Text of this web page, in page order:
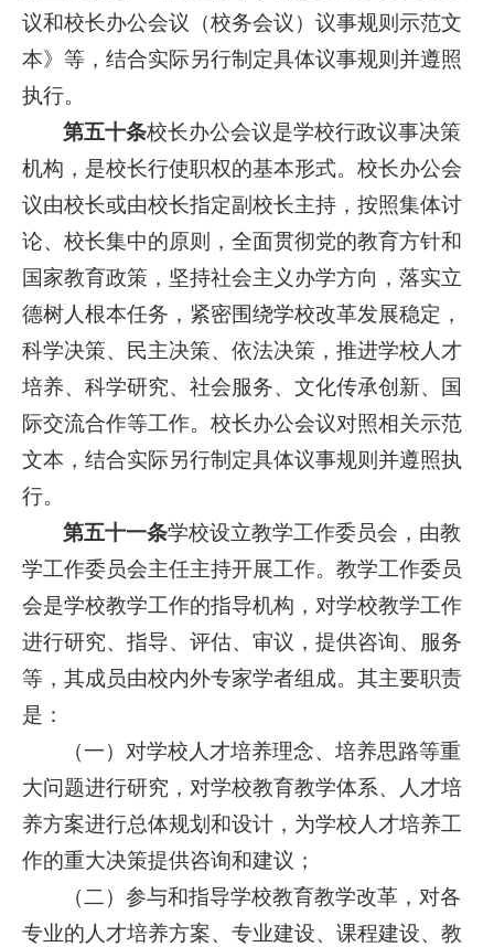
议和校长办公会议（校务会议）议事规则示范文
本》等，结合实际另行制定具体议事规则并遵照
执行。
第五十条校长办公会议是学校行政议事决策
机构，是校长行使职权的基本形式。校长办公会
议由校长或由校长指定副校长主持，按照集体讨
论、校长集中的原则，全面贯彻党的教育方针和
国家教育政策，坚持社会主义办学方向，落实立
德树人根本任务，紧密围绕学校改革发展稳定，
科学决策、民主决策、依法决策，推进学校人才
培养、科学研究、社会服务、文化传承创新、国
际交流合作等工作。校长办公会议对照相关示范
文本，结合实际另行制定具体议事规则并遵照执
行。
第五十一条学校设立教学工作委员会，由教
学工作委员会主任主持开展工作。教学工作委员
会是学校教学工作的指导机构，对学校教学工作
进行研究、指导、评估、审议，提供咨询、服务
等，其成员由校内外专家学者组成。其主要职责
是：
（一）对学校人才培养理念、培养思路等重
大问题进行研究，对学校教育教学体系、人才培
养方案进行总体规划和设计，为学校人才培养工
作的重大决策提供咨询和建议；
（二）参与和指导学校教育教学改革，对各
专业的人才培养方案、专业建设、课程建设、教